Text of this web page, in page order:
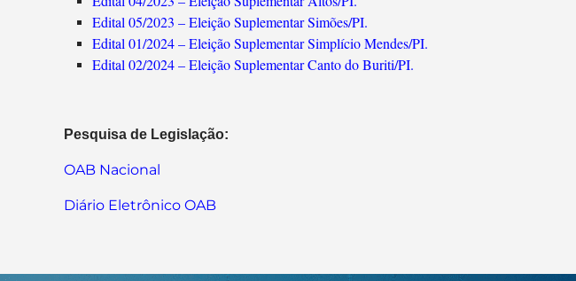
Edital 05/2023 – Eleição Suplementar Simões/PI.
Edital 01/2024 – Eleição Suplementar Simplício Mendes/PI.
Edital 02/2024 – Eleição Suplementar Canto do Buriti/PI.
Pesquisa de Legislação:
OAB Nacional
Diário Eletrônico OAB